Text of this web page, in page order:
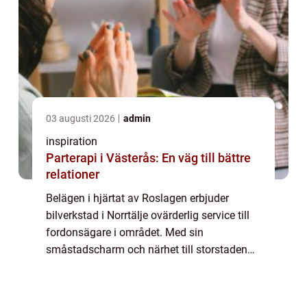
03 augusti 2026 admin
inspiration
Parterapi i Västerås: En väg till bättre
relationer
Belägen i hjärtat av Roslagen erbjuder
bilverkstad i Norrtälje ovärderlig service till
fordonsägare i området. Med sin
småstadscharm och närhet till storstaden